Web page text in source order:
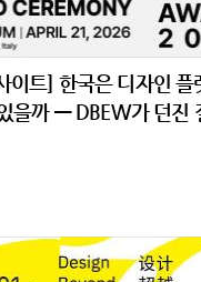
이트] 한국은 디자인 플
을까 — DBEW가 던진